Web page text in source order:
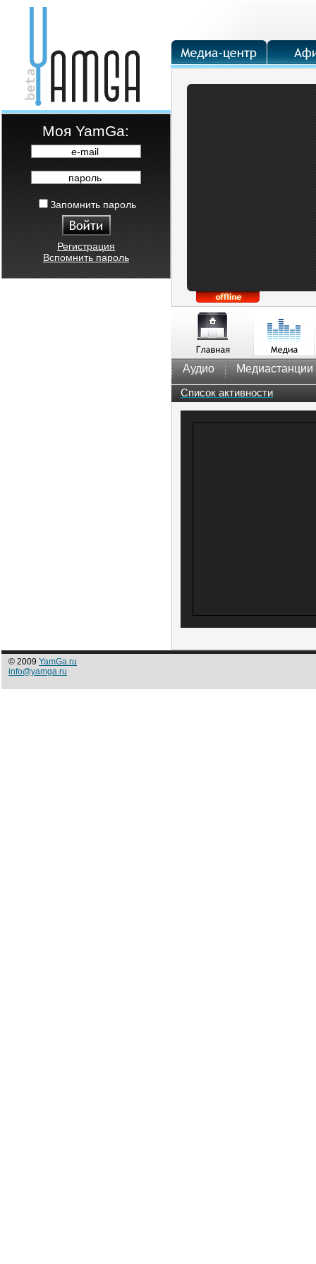
Moя YamGa:
e-mail
пароль
Запомнить пароль
Регистрация
Вспомнить пароль
Аудио
Медиастанции
Список активности
© 2009 YamGa.ru
info@yamga.ru